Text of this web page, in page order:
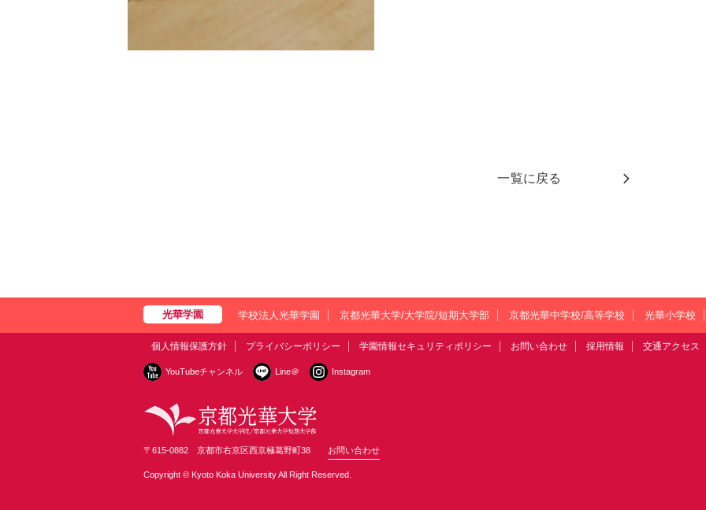
一覧に戻る
学校法人光華学園 京都光華大学/大学院/短期大学部 京都光華中学校/高等学校 光華小学校
個人情報保護方針 プライバシーポリシー 学園情報セキュリティポリシー お問い合わせ 採用情報 交通アクセス
YouTubeチャンネル Line＠ Instagram
〒615-0882 京都市右京区西京極葛野町38 お問い合わせ
Copyright © Kyoto Koka University All Right Reserved.